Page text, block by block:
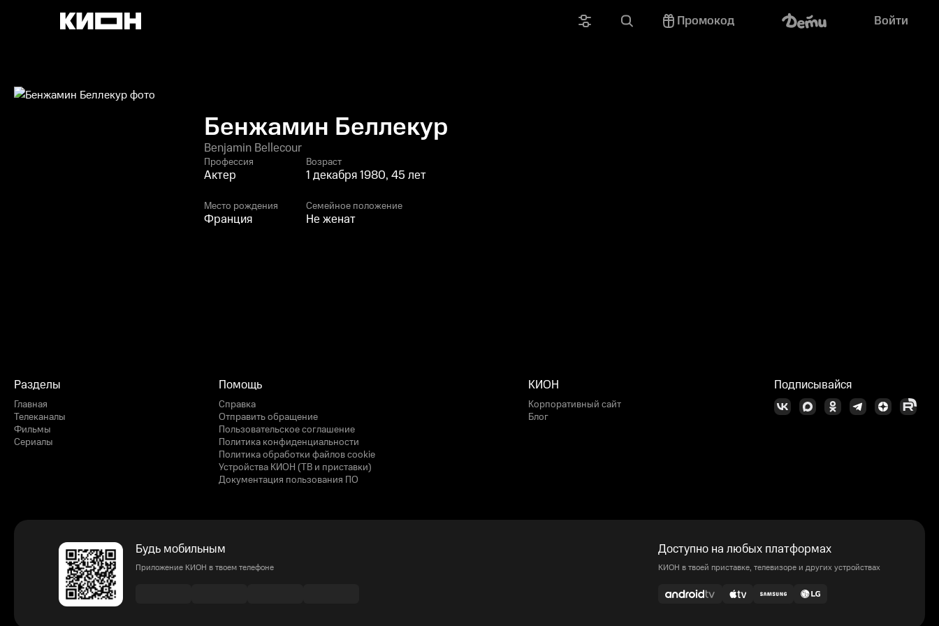
Промокод Войти
Бенжамин Беллекур
Benjamin Bellecour
Профессия
Актер
Возраст
1 декабря 1980, 45 лет
Место рождения
Франция
Семейное положение
Не женат
Разделы
Главная
Телеканалы
Фильмы
Сериалы
Помощь
Справка
Отправить обращение
Пользовательское соглашение
Политика конфиденциальности
Политика обработки файлов cookie
Устройства КИОН (ТВ и приставки)
Документация пользования ПО
КИОН
Корпоративный сайт
Блог
Подписывайся
Будь мобильным
Приложение КИОН в твоем телефоне
Доступно на любых платформах
КИОН в твоей приставке, телевизоре и других устройствах